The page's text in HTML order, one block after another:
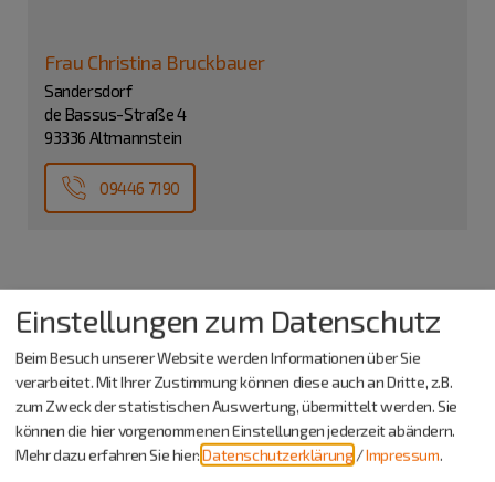
Frau Christina Bruckbauer
Sandersdorf
de Bassus-Straße 4
93336 Altmannstein
09446 7190
Einstellungen zum Datenschutz
Beim Besuch unserer Website werden Informationen über Sie
verarbeitet. Mit Ihrer Zustimmung können diese auch an Dritte, z.B.
zum Zweck der statistischen Auswertung, übermittelt werden. Sie
können die hier vorgenommenen Einstellungen jederzeit abändern.
Mehr dazu erfahren Sie hier:Datenschutzerklärung /Impressum.